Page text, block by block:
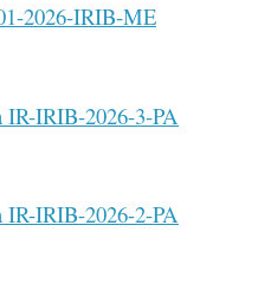
2026-IRIB-ME
IRIB-2026-3-PA
IRIB-2026-2-PA